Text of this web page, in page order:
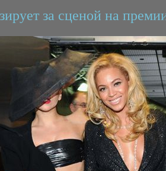
за сценой на